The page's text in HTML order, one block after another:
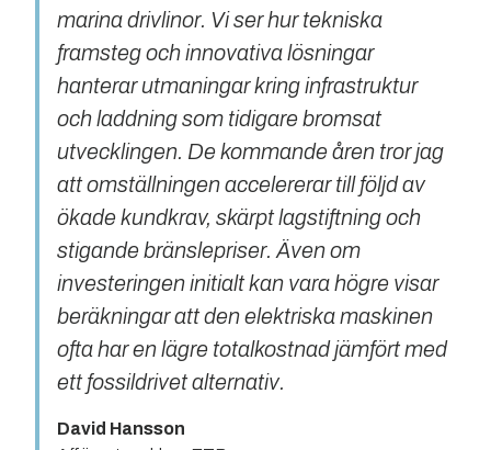
marina drivlinor. Vi ser hur tekniska
framsteg och innovativa lösningar
hanterar utmaningar kring infrastruktur
och laddning som tidigare bromsat
utvecklingen. De kommande åren tror jag
att omställningen accelererar till följd av
ökade kundkrav, skärpt lagstiftning och
stigande bränslepriser. Även om
investeringen initialt kan vara högre visar
beräkningar att den elektriska maskinen
ofta har en lägre totalkostnad jämfört med
ett fossildrivet alternativ.
David Hansson